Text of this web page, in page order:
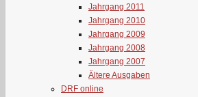
Jahrgang 2011
Jahrgang 2010
Jahrgang 2009
Jahrgang 2008
Jahrgang 2007
Ältere Ausgaben
DRF online